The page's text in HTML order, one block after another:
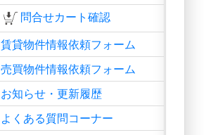
問合せカート確認
賃貸物件情報依頼フォーム
売買物件情報依頼フォーム
お知らせ・更新履歴
よくある質問コーナー